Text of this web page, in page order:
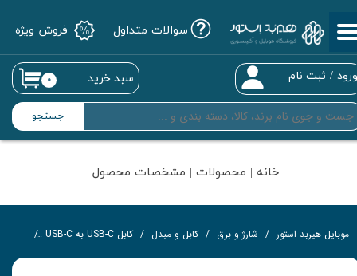
جستجو
/ ثبت نام
حساب کاربری من
تغییر گذر واژه
سفارشات
خروج از حساب کاربری
۰ سبد خرید
سوالات متداول فروش ویژه
خانه | محصولات | مشخصات محصول
موبایل هیربد استور شارژ و برق کابل و مبدل کابل USB-C به USB-C